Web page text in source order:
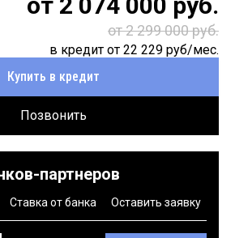
от 2 299 000 руб.
в кредит от 22 229 руб/мес.
Купить в кредит
Позвонить
партнеров
Ставка от банка Оставить заявку